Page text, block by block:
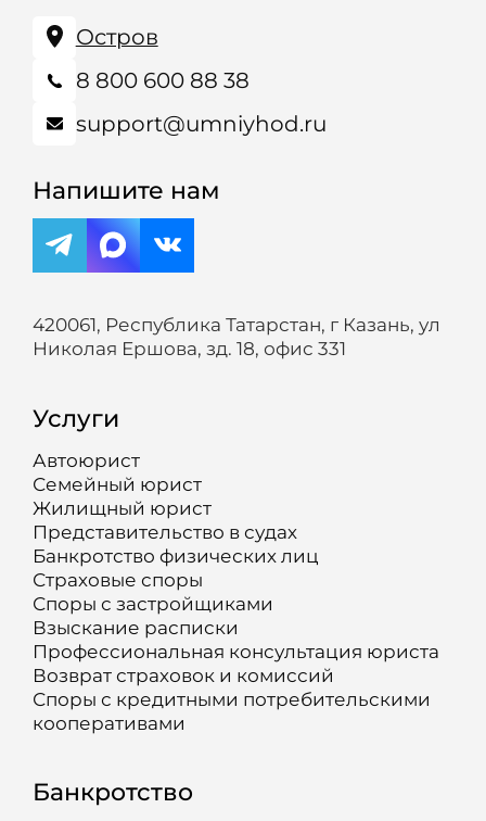
Остров
8 800 600 88 38
support@umniyhod.ru
Напишите нам
420061, Республика Татарстан, г Казань, ул
Николая Ершова, зд. 18, офис 331
Услуги
Автоюрист
Семейный юрист
Жилищный юрист
Представительство в судах
Банкротство физических лиц
Страховые споры
Споры с застройщиками
Взыскание расписки
Профессиональная консультация юриста
Возврат страховок и комиссий
Споры с кредитными потребительскими
кооперативами
Банкротство